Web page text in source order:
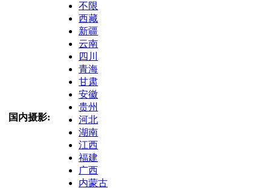
国内摄影:
不限
西藏
新疆
云南
四川
青海
甘肃
安徽
贵州
河北
湖南
江西
福建
广西
内蒙古